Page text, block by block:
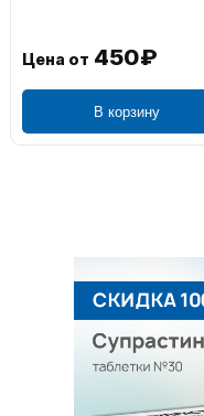
Цена от 450₽
В корзину